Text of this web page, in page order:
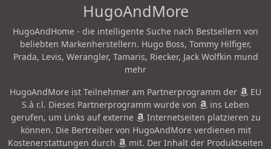
HugoAndMore
HugoAndHome - die intelligente Suche nach Bestsellern von
beliebten Markenherstellern. Hugo Boss, Tommy Hilfiger,
Prada, Levis, Werangler, Tamaris, Riecker, Jack Wolfkin mund
mehr
HugoAndMore ist Teilnehmer am Partnerprogramm der
EU
S.à r.l. Dieses Partnerprogramm wurde von
ins Leben
gerufen, um Links auf externe
Internetseiten platzieren zu
können. Die Bertreiber von HugoAndMore verdienen mit
Kostenerstattungen durch
mit. Der Inhalt der Produktseiten